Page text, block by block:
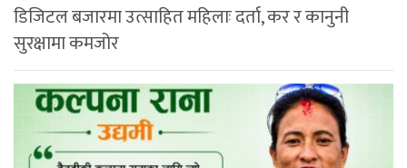
डिजिटल बजारमा उत्साहित महिलाः दर्ता, कर र कानुनी
सुरक्षामा कमजोर